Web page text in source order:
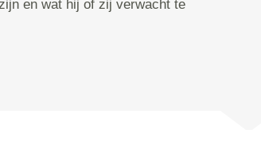
en wat hij of zij verwacht te